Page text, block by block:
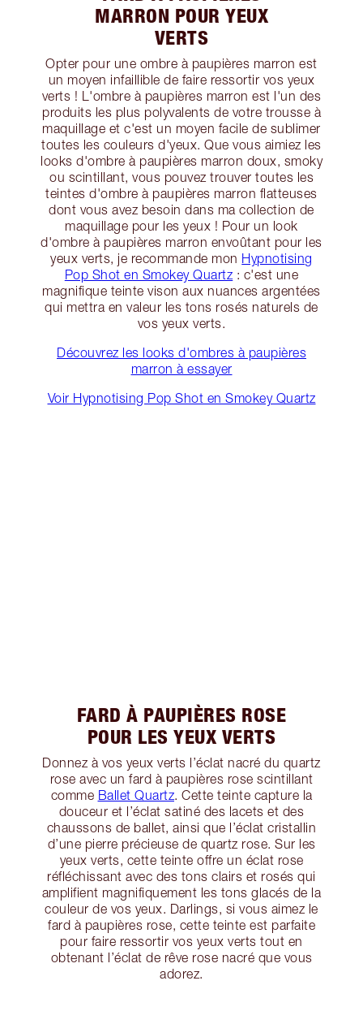
MARRON POUR YEUX
VERTS
Opter pour une ombre à paupières marron est
un moyen infaillible de faire ressortir vos yeux
verts ! L'ombre à paupières marron est l'un des
produits les plus polyvalents de votre trousse à
maquillage et c'est un moyen facile de sublimer
toutes les couleurs d'yeux. Que vous aimiez les
looks d'ombre à paupières marron doux, smoky
ou scintillant, vous pouvez trouver toutes les
teintes d'ombre à paupières marron flatteuses
dont vous avez besoin dans ma collection de
maquillage pour les yeux ! Pour un look
d'ombre à paupières marron envoûtant pour les
yeux verts, je recommande mon Hypnotising
Pop Shot en Smokey Quartz : c'est une
magnifique teinte vison aux nuances argentées
qui mettra en valeur les tons rosés naturels de
vos yeux verts.
Découvrez les looks d'ombres à paupières
marron à essayer
Voir Hypnotising Pop Shot en Smokey Quartz
FARD À PAUPIÈRES ROSE
POUR LES YEUX VERTS
Donnez à vos yeux verts l’éclat nacré du quartz
rose avec un fard à paupières rose scintillant
comme Ballet Quartz. Cette teinte capture la
douceur et l’éclat satiné des lacets et des
chaussons de ballet, ainsi que l’éclat cristallin
d’une pierre précieuse de quartz rose. Sur les
yeux verts, cette teinte offre un éclat rose
réfléchissant avec des tons clairs et rosés qui
amplifient magnifiquement les tons glacés de la
couleur de vos yeux. Darlings, si vous aimez le
fard à paupières rose, cette teinte est parfaite
pour faire ressortir vos yeux verts tout en
obtenant l’éclat de rêve rose nacré que vous
adorez.